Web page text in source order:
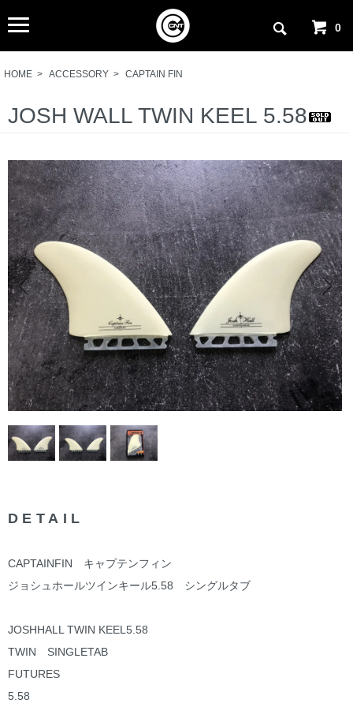
0
HOME > ACCESSORY > CAPTAIN FIN
JOSH WALL TWIN KEEL 5.58
DETAIL
CAPTAINFIN キャプテンフィン
ジョシュホールツインキール5.58 シングルタブ
JOSHHALL TWIN KEEL5.58
TWIN SINGLETAB
FUTURES
5.58